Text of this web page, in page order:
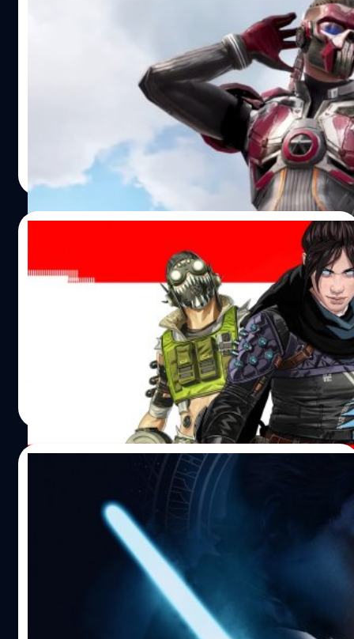
Apex Legends Mobile เผยตัวอย่างโชว์ตัว
เพื่อเป็นการต้อนรับเกม Apex Legends Mobile ที่จะเปิดให้
เล่นบนสมาร์ตโฟนระบบ iOS และ Android ในวันนี้ (17 พ.ค.)
ค่ายเกม Electronic Arts และทีมพัฒนา Respawn
Entertainment จึงได้ปล่อยตัวอย่างใหม่ออกมายั่วน้ำลาย
แฟนเกม ซึ่งจะโชว์โหมด, รายชื่อตัวละคร และตัวละครใหม่
‘Fade’ Fade เป็นตัวละครเอ็กซ์คลูซีฟของเกม Apex Legends
Mobile โดยจะปล่อยออกมาให้เล่นพร้อมกับ Bangalore,
Wraith, Caustic, Bloodhound, Lifeline, Mirage,
Pathfinder, Octane และ Gibraltar ที่มา: twinfinite พิสูจน์
ศุภกร ประเสริฐศิลป์ | 1544 days ago
Read More
Apex Legends Mobile ประกาศวันเปิดให้เล่น
อย่างเป็นทางการ
Electronic Arts และ Respawn Entertainment ประกาศวัน
เปิดให้เล่นอย่างเป็นทางการ Apex Legends Mobile
| 1549 days ago
อดีตทีมงาน Respawn เผย เคยมีการขอให้ตัว
ละครเอกใน Fallen Order เป็นผู้หญิงหรือคน
อดีตทีมพัฒนา Respawn Entertainment เคยเสนออยากให้
ตัวเอกใน Star Wars Jedi: Fallen Order เป็นตัวละครผู้หญิง
หรือคนผิวสี แต่สุดท้ายเรื่องแบบนี้ก็ไม่เกิดขึ้น